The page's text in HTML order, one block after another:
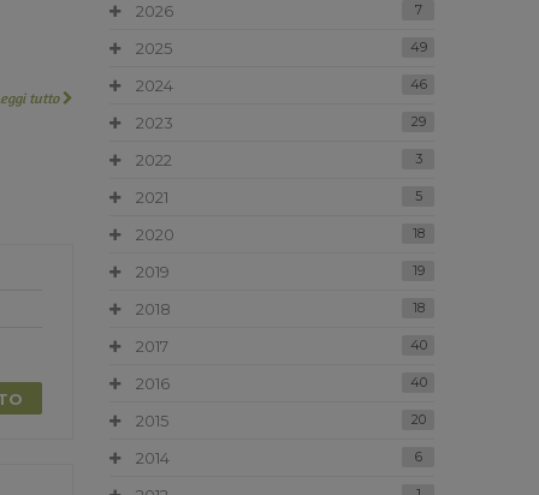
tutto
2026
7
2025 49
2024 46
2023 29
2022 3
2021 5
2020 18
2019 19
2018 18
2017 40
2016 40
2015 20
2014 6